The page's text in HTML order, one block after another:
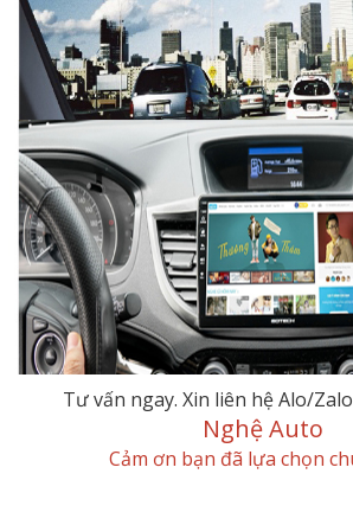
Tư vấn ngay. Xin liên hệ Alo/Zalo
Nghệ Auto
Cảm ơn bạn đã lựa chọn